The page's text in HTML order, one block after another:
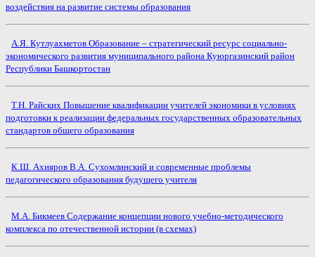
воздействия на развитие системы образования
А.Я. Кутлуахметов Образование – стратегический ресурс социально-
экономического развития муниципального района Куюргазинский район
Республики Башкортостан
Т.Н. Райских Повышение квалификации учителей экономики в условиях
подготовки к реализации федеральных государственных образовательных
стандартов общего образования
К.Ш. Ахияров В.А. Сухомлинский и современные проблемы
педагогического образования будущего учителя
М.А. Бикмеев Содержание концепции нового учебно-методического
комплекса по отечественной истории (в схемах)